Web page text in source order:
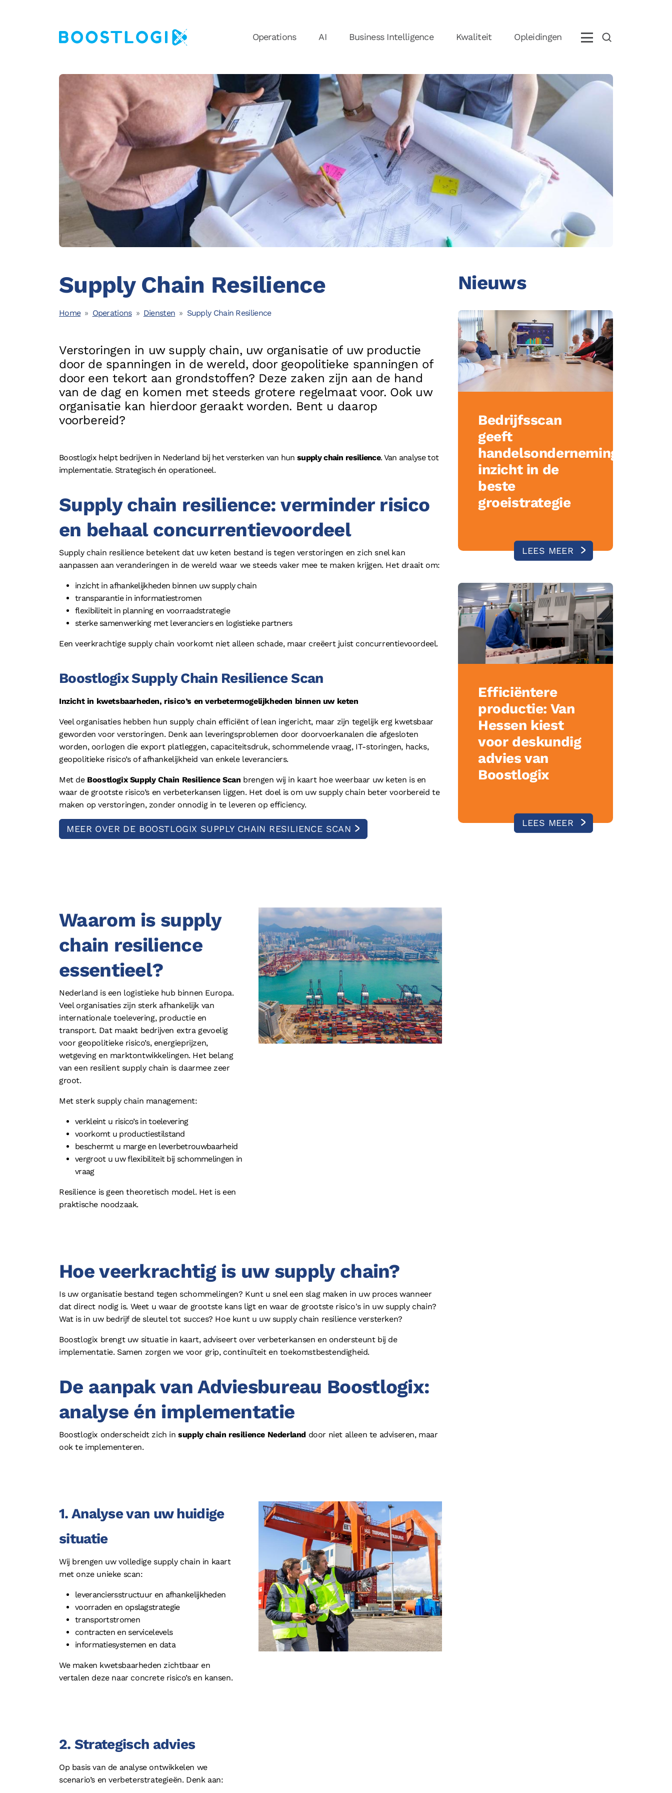
Operations
AI
Business Intelligence
Kwaliteit
Opleidingen
Nieuws
Over ons
Ons Team
Vacatures
Referenties
Contact
Neem contact op met ons
+31 (0)85 070 5395
info@boostlogix.com
Volg ons op social media
facebook
Operations AI Business Intelligence Kwaliteit Opleidingen
Supply Chain Resilience
Home Operations Diensten Supply Chain Resilience
Verstoringen in uw supply chain, uw organisatie of uw productie
door de spanningen in de wereld, door geopolitieke spanningen of
door een tekort aan grondstoffen? Deze zaken zijn aan de hand
van de dag en komen met steeds grotere regelmaat voor. Ook uw
organisatie kan hierdoor geraakt worden. Bent u daarop
voorbereid?
Boostlogix helpt bedrijven in Nederland bij het versterken van hunsupply chain resilience. Van analyse tot
implementatie. Strategisch én operationeel.
Supply chain resilience: verminder risico
en behaal concurrentievoordeel
Supply chain resilience betekent dat uw keten bestand is tegen verstoringen en zich snel kan
aanpassen aan veranderingen in de wereld waar we steeds vaker mee te maken krijgen. Het draait om:
inzicht in afhankelijkheden binnen uw supply chain
transparantie in informatiestromen
flexibiliteit in planning en voorraadstrategie
sterke samenwerking met leveranciers en logistieke partners
Een veerkrachtige supply chain voorkomt niet alleen schade, maar creëert juist concurrentievoordeel.
Boostlogix Supply Chain Resilience Scan
Inzicht in kwetsbaarheden, risico’s en verbetermogelijkheden binnen uw keten
Veel organisaties hebben hun supply chain efficiënt of lean ingericht, maar zijn tegelijk erg kwetsbaar
geworden voor verstoringen. Denk aan leveringsproblemen door doorvoerkanalen die afgesloten
worden, oorlogen die export platleggen, capaciteitsdruk, schommelende vraag, IT-storingen, hacks,
geopolitieke risico’s of afhankelijkheid van enkele leveranciers.
Met de Boostlogix Supply Chain Resilience Scan brengen wij in kaart hoe weerbaar uw keten is en
waar de grootste risico’s en verbeterkansen liggen. Het doel is om uw supply chain beter voorbereid te
maken op verstoringen, zonder onnodig in te leveren op efficiency.
MEER OVER DE BOOSTLOGIX SUPPLY CHAIN RESILIENCE SCAN
Waarom is supply
chain resilience
essentieel?
Nederland is een logistieke hub binnen Europa.
Veel organisaties zijn sterk afhankelijk van
internationale toelevering, productie en
transport. Dat maakt bedrijven extra gevoelig
voor geopolitieke risico’s, energieprijzen,
wetgeving en marktontwikkelingen. Het belang
van een resilient supply chain is daarmee zeer
groot.
Met sterk supply chain management:
verkleint u risico’s in toelevering
voorkomt u productiestilstand
beschermt u marge en leverbetrouwbaarheid
vergroot u uw flexibiliteit bij schommelingen in
vraag
Resilience is geen theoretisch model. Het is een
praktische noodzaak.
Hoe veerkrachtig is uw supply chain?
Is uw organisatie bestand tegen schommelingen? Kunt u snel een slag maken in uw proces wanneer
dat direct nodig is. Weet u waar de grootste kans ligt en waar de grootste risico's in uw supply chain?
Wat is in uw bedrijf de sleutel tot succes? Hoe kunt u uw supply chain resilience versterken?
Boostlogix brengt uw situatie in kaart, adviseert over verbeterkansen en ondersteunt bij de
implementatie. Samen zorgen we voor grip, continuïteit en toekomstbestendigheid.
De aanpak van Adviesbureau Boostlogix:
analyse én implementatie
Boostlogix onderscheidt zich insupply chain resilience Nederland door niet alleen te adviseren, maar
ook te implementeren.
1. Analyse van uw huidige
situatie
Wij brengen uw volledige supply chain in kaart
met onze unieke scan:
leveranciersstructuur en afhankelijkheden
voorraden en opslagstrategie
transportstromen
contracten en servicelevels
informatiesystemen en data
We maken kwetsbaarheden zichtbaar en
vertalen deze naar concrete risico’s en kansen.
2. Strategisch advies
Op basis van de analyse ontwikkelen we
scenario’s en verbeterstrategieën. Denk aan:
Nieuws
Bedrijfsscan
geeft
handelsonderneming
inzicht in de
beste
groeistrategie
LEES MEER
Efficiëntere
productie: Van
Hessen kiest
voor deskundig
advies van
Boostlogix
LEES MEER